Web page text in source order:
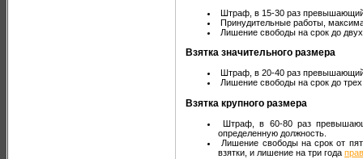
Штраф, в 15-30 раз превышающий
Принудительные работы,
Лишение свободы на срок до
Взятка значительного размера
Штраф, в 20-40 раз превышающий
Лишение свободы на срок до
Взятка крупного размера
Штраф, в 60-80 раз
определенную должность.
Лишение свободы на срок от
взятки, и лишение на три года